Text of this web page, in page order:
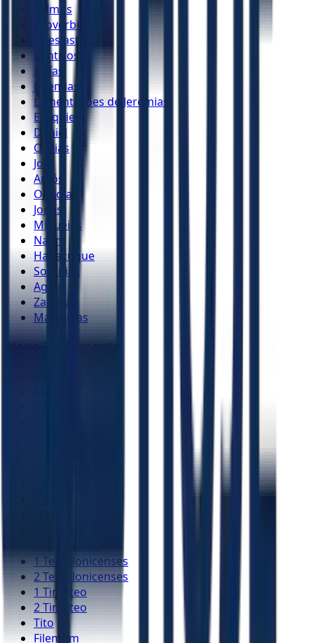
Salmos
Provérbios
Eclesiastes
Cânticos
Isaías
Jeremias
Lamentações de Jeremias
Ezequiel
Daniel
Oséias
Joel
Amós
Obadias
Jonas
Miquéias
Naum
Habacuque
Sofonias
Ageu
Zacarias
Malaquias
1 Tessalonicenses
2 Tessalonicenses
1 Timóteo
2 Timóteo
Tito
Filemom